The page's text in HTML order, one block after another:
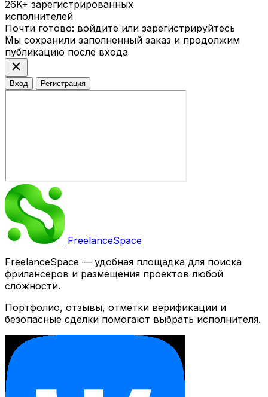
26K+ зарегистрированных
исполнителей
Почти готово: войдите или зарегистрируйтесь
Мы сохранили заполненный заказ и продолжим
публикацию после входа
close
Вход Регистрация
FreelanceSpace
FreelanceSpace — удобная площадка для поиска
фрилансеров и размещения проектов любой
сложности.
Портфолио, отзывы, отметки верификации и
безопасные сделки помогают выбрать исполнителя.